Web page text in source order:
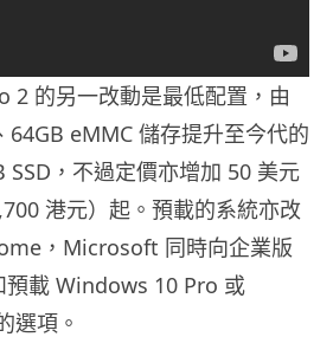
2 的另一改動是最低配置，由
64GB eMMC 儲存提升至今代的
SSD，不過定價亦增加 50 美元
港元）起。預載的系統亦改
，Microsoft 同時向企業版
預載 Windows 10 Pro 或
選項。